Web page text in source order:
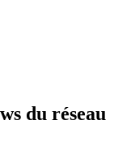
du réseau